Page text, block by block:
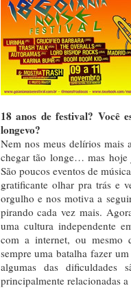
18 anos de festival? Você
longevo?
Nem nos meus delírios mais
chegar tão longe… mas
São poucos eventos de
gratificante olhar pra trás e
orgulho e nos motiva a
pirando cada vez mais.
uma cultura independente
com a internet, ou mesmo
sempre uma batalha fazer
algumas das dificuldades
principalmente relacionadas